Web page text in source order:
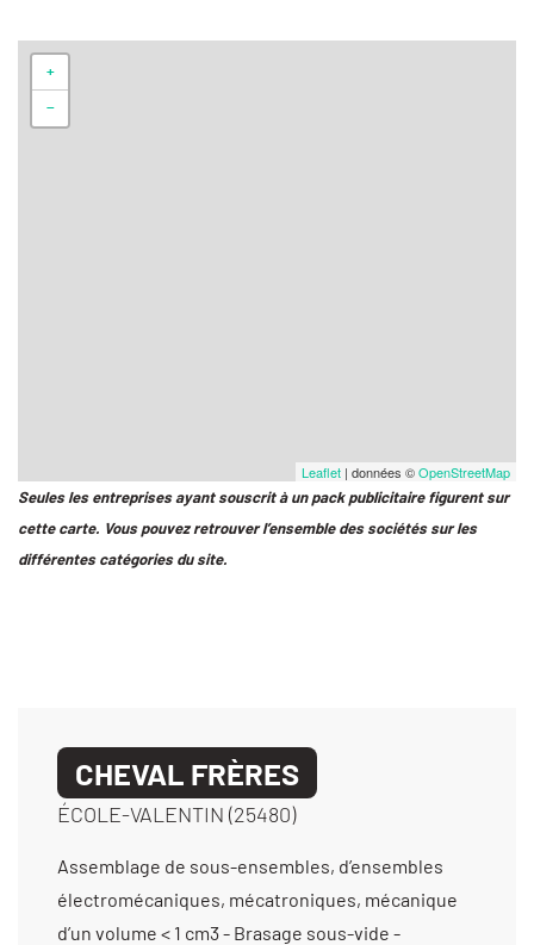
+
−
Leaflet | données ©OpenStreetMap
Seules les entreprises ayant souscrit à un pack publicitaire figurent sur
cette carte. Vous pouvez retrouver l’ensemble des sociétés sur les
différentes catégories du site.
CHEVAL FRÈRES
ÉCOLE-VALENTIN (25480)
Assemblage de sous-ensembles, d’ensembles
électromécaniques, mécatroniques, mécanique
d’un volume < 1 cm3 - Brasage sous-vide -